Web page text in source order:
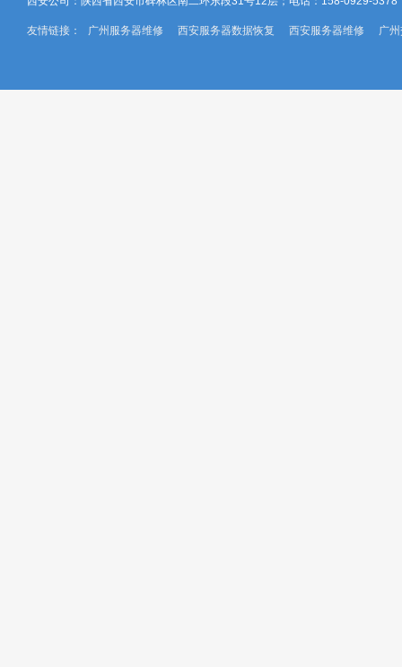
友情链接： 广州服务器维修 西安服务器数据恢复 西安服务器维修 广